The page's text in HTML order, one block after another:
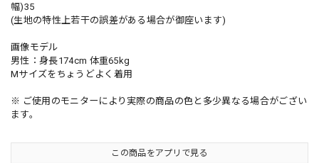
幅)35
(生地の特性上若干の誤差がある場合が御座います)
画像モデル
男性：身長174cm 体重65kg
Mサイズをちょうどよく着用
※ ご使用のモニターにより実際の商品の色と多少異なる場合がござい
ます。
この商品をアプリで見る